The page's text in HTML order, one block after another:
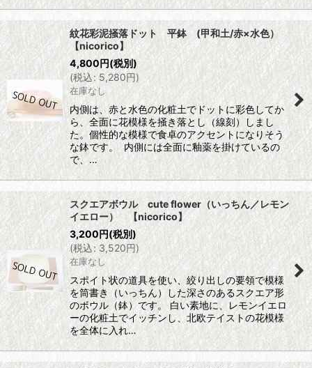
紋花彩泥掻落ドット 平鉢 (甲和土/赤×水色）
【nicorico】
4,800円(税別)
(税込: 5,280円)
在庫なし
内側は、赤と水色の化粧土でドットに彩色してか
ら、全面に花模様を掻き落とし（線刻）しまし
た。個性的な模様で食卓のアクセントになりそう
な鉢です。 内側には全面に釉薬を掛けているの
で、…
スクエアボウル cute flower（いっちん／レモン
イエロー） 【nicorico】
3,200円(税別)
(税込: 3,520円)
在庫なし
スポイト状の道具を使い、絞り出しの要領で模様
を筒書き（いっちん）した深さのあるスクエア形
のボウル（鉢）です。 白い素地に、レモンイエロ
ーの化粧土でイッチンし、北欧テイストの花模様
を全体に入れ…